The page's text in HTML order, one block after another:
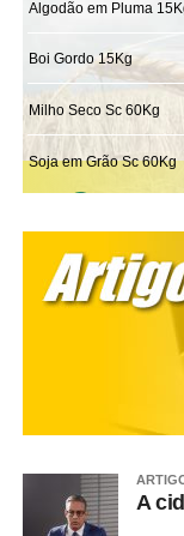
aconteceu e
possível assumir
diálogo”, aponta
Para a
mostrar que é
frustração e
adultos
importantes da
empatia e
Sobre o Fadelito:
A